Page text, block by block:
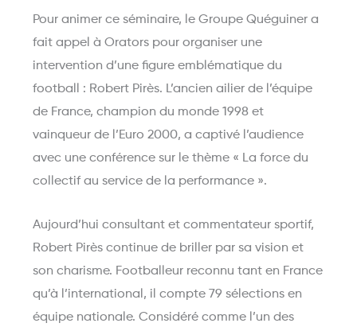
Pour animer ce séminaire, le Groupe Quéguiner a
fait appel à Orators pour organiser une
intervention d’une figure emblématique du
football : Robert Pirès. L’ancien ailier de l’équipe
de France, champion du monde 1998 et
vainqueur de l’Euro 2000, a captivé l’audience
avec une conférence sur le thème « La force du
collectif au service de la performance ».
Aujourd’hui consultant et commentateur sportif,
Robert Pirès continue de briller par sa vision et
son charisme. Footballeur reconnu tant en France
qu’à l’international, il compte 79 sélections en
équipe nationale. Considéré comme l’un des